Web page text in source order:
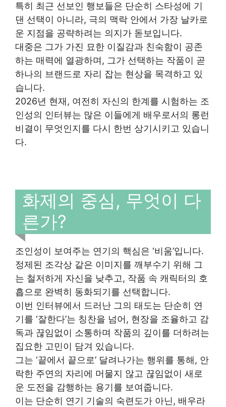
특히 최근 선보인 행보들은 단순히 스타성에 기
댄 선택이 아니라, 극의 맥락 안에서 가장 날카로
운 지점을 공략하려는 의지가 돋보입니다.
대중은 그가 가진 묘한 이질감과 친숙함이 공존
하는 매력에 열광하며, 그가 선택하는 작품이 곧
하나의 브랜드로 자리 잡는 현상을 목격하고 있
습니다.
2026년 현재, 여전히 자신의 한계를 시험하는 조
인성의 인터뷰는 많은 이들에게 배우로서의 롱런
비결이 무엇인지를 다시 한번 상기시키고 있습니
다.
화제의 중심, 무엇이 다
른가?
조인성이 보여주는 연기의 핵심은 ‘비움’입니다.
정제된 조각상 같은 이미지를 깨부수기 위해 그
는 철저하게 자신을 낮추고, 작품 속 캐릭터의 호
흡으로 완벽히 동화되기를 선택합니다.
이번 인터뷰에서 드러난 그의 태도는 단순히 연
기를 ‘잘한다’는 칭찬을 넘어, 현장을 조율하고 감
독과 끊임없이 소통하며 작품의 깊이를 더하려는
집요한 고민이 담겨 있습니다.
그는 ‘끝에서 끝으로’ 달려나가는 행위를 통해, 안
락한 주연의 자리에 머물지 않고 끊임없이 새로
운 도전을 감행하는 용기를 보여줍니다.
이는 단순히 연기 기술의 숙련도가 아닌, 배우라